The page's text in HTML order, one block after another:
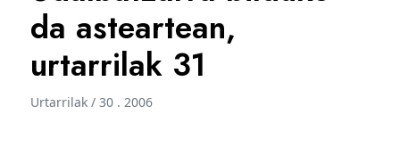
da asteartean,
urtarrilak 31
Urtarrilak / 30 . 2006